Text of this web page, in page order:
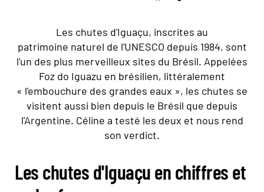
Les chutes d'Iguaçu, inscrites au
patrimoine naturel de l'UNESCO depuis 1984, sont
l'un des plus merveilleux sites du Brésil. Appelées
Foz do Iguazu en brésilien, littéralement
« l'embouchure des grandes eaux », les chutes se
visitent aussi bien depuis le Brésil que depuis
l'Argentine. Céline a testé les deux et nous rend
son verdict.
Les chutes d'Iguaçu en chiffres et